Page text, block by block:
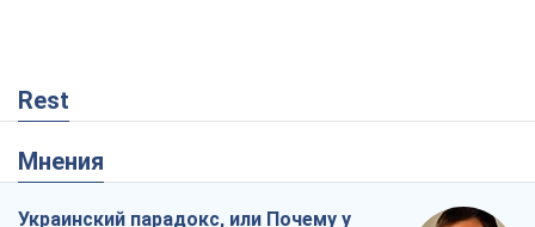
Rest
Мнения
Украинский парадокс, или Почему у